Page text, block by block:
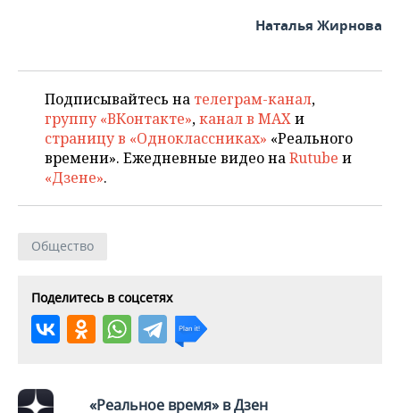
Наталья Жирнова
Подписывайтесь на телеграм-канал,
группу «ВКонтакте»,канал в MAXи
страницу в «Одноклассниках» «Реального
времени». Ежедневные видео наRutube и
«Дзене».
Общество
Поделитесь в соцсетях
«Реальное время» в Дзен